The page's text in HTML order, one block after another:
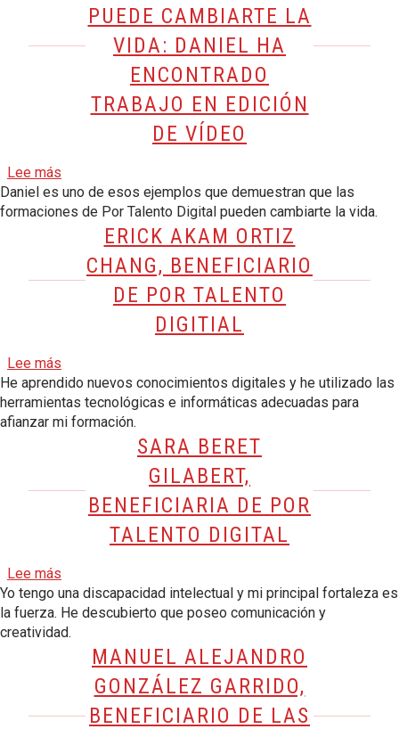
PUEDE CAMBIARTE LA
VIDA: DANIEL HA
ENCONTRADO
TRABAJO EN EDICIÓN
DE VÍDEO
Lee más
Daniel es uno de esos ejemplos que demuestran que las
formaciones de Por Talento Digital pueden cambiarte la vida.
ERICK AKAM ORTIZ
CHANG, BENEFICIARIO
DE POR TALENTO
DIGITIAL
Lee más
He aprendido nuevos conocimientos digitales y he utilizado las
herramientas tecnológicas e informáticas adecuadas para
afianzar mi formación.
SARA BERET
GILABERT,
BENEFICIARIA DE POR
TALENTO DIGITAL
Lee más
Yo tengo una discapacidad intelectual y mi principal fortaleza es
la fuerza. He descubierto que poseo comunicación y
creatividad.
MANUEL ALEJANDRO
GONZÁLEZ GARRIDO,
BENEFICIARIO DE LAS